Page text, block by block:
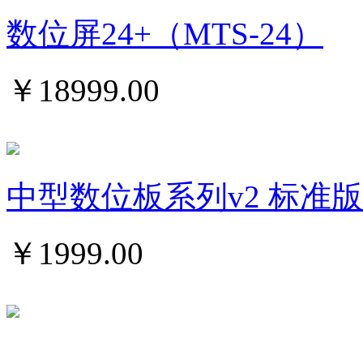
数位屏24+（MTS-24）
￥ 18999.00
中型数位板系列v2 标准版
￥ 1999.00